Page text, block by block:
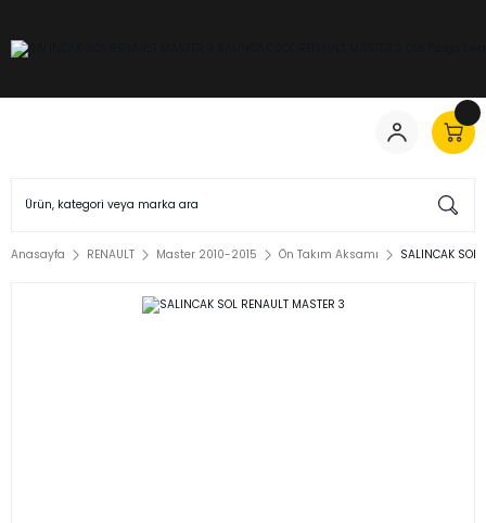
Anasayfa RENAULT Master 2010-2015 Ön Takım Aksamı SALINCAK SOL